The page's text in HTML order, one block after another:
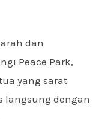
dan
Peace Park,
yang sarat
langsung dengan